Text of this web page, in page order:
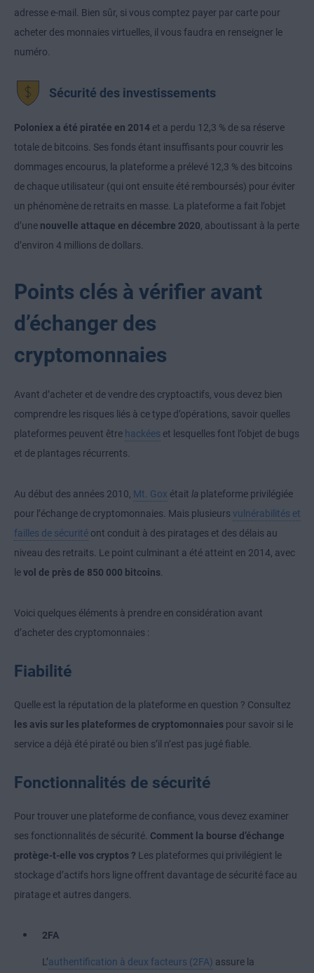
adresse e-mail. Bien sûr, si vous comptez payer par carte pour
acheter des monnaies virtuelles, il vous faudra en renseigner le
numéro.
Sécurité des investissements
Poloniex a été piratée en 2014 et a perdu 12,3 % de sa réserve
totale de bitcoins. Ses fonds étant insuffisants pour couvrir les
dommages encourus, la plateforme a prélevé 12,3 % des bitcoins
de chaque utilisateur (qui ont ensuite été remboursés) pour éviter
un phénomène de retraits en masse. La plateforme a fait l’objet
d’une nouvelle attaque en décembre 2020, aboutissant à la perte
d’environ 4 millions de dollars.
Points clés à vérifier avant
d’échanger des
cryptomonnaies
Avant d’acheter et de vendre des cryptoactifs, vous devez bien
comprendre les risques liés à ce type d’opérations, savoir quelles
plateformes peuvent être hackées et lesquelles font l’objet de bugs
et de plantages récurrents.
Au début des années 2010, Mt. Gox était la plateforme privilégiée
pour l’échange de cryptomonnaies. Mais plusieurs vulnérabilités et
failles de sécurité ont conduit à des piratages et des délais au
niveau des retraits. Le point culminant a été atteint en 2014, avec
levol de près de 850 000 bitcoins.
Voici quelques éléments à prendre en considération avant
d’acheter des cryptomonnaies :
Fiabilité
Quelle est la réputation de la plateforme en question ? Consultez
les avis sur les plateformes de cryptomonnaies pour savoir si le
service a déjà été piraté ou bien s’il n’est pas jugé fiable.
Fonctionnalités de sécurité
Pour trouver une plateforme de confiance, vous devez examiner
ses fonctionnalités de sécurité. Comment la bourse d’échange
protège-t-elle vos cryptos ? Les plateformes qui privilégient le
stockage d’actifs hors ligne offrent davantage de sécurité face au
piratage et autres dangers.
2FA
L’authentification à deux facteurs (2FA) assure la